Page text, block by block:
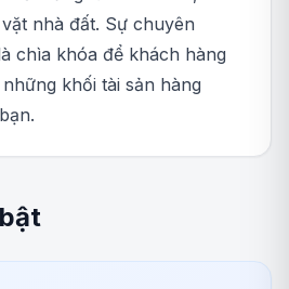
nhà đất. Sự chuyên
chìa khóa để khách hàng
khối tài sản hàng